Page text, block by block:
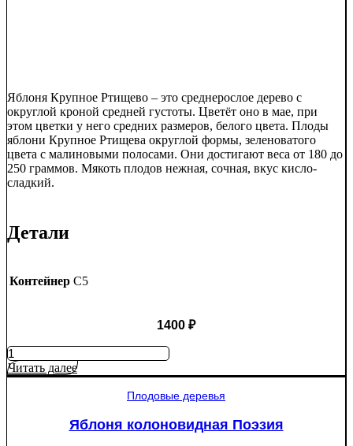
Яблоня Крупное Ртищево – это среднерослое дерево с
округлой кроной средней густоты. Цветёт оно в мае, при
этом цветки у него средних размеров, белого цвета. Плоды
яблони Крупное Ртищева округлой формы, зеленоватого
цвета с малиновыми полосами. Они достигают веса от 180 до
250 граммов. Мякоть плодов нежная, сочная, вкус кисло-
сладкий.
Детали
Контейнер C5
1400 ₽
Количество
товара
Яблоня
Читать далее
Плодовые деревья
Яблоня колоновидная Поэзия